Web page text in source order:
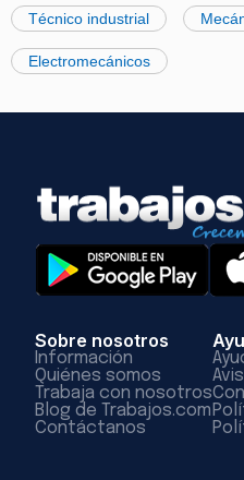
Técnico industrial
Electromecánicos
Sobre nosotros
Información
Quiénes somos
Trabaja con nosotros
Blog de Trabajos.com
Contáctanos